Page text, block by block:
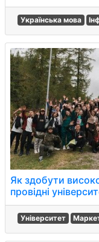
Українська мова
Як здобути
провідні
Університет